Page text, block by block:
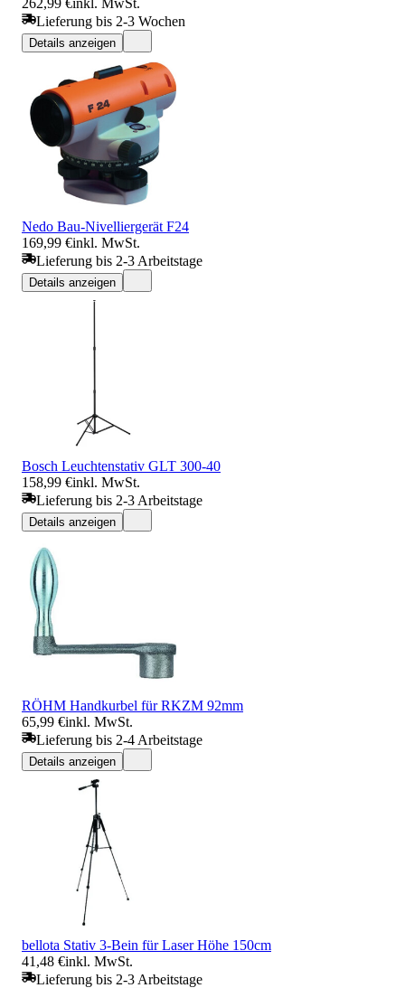
Lieferung bis 2-3 Wochen
Details anzeigen
Nedo Bau-Nivelliergerät F24
169,99 €inkl. MwSt.
Lieferung bis 2-3 Arbeitstage
Details anzeigen
Bosch Leuchtenstativ GLT 300-40
158,99 €inkl. MwSt.
Lieferung bis 2-3 Arbeitstage
Details anzeigen
RÖHM Handkurbel für RKZM 92mm
65,99 €inkl. MwSt.
Lieferung bis 2-4 Arbeitstage
Details anzeigen
bellota Stativ 3-Bein für Laser Höhe 150cm
41,48 €inkl. MwSt.
Lieferung bis 2-3 Arbeitstage